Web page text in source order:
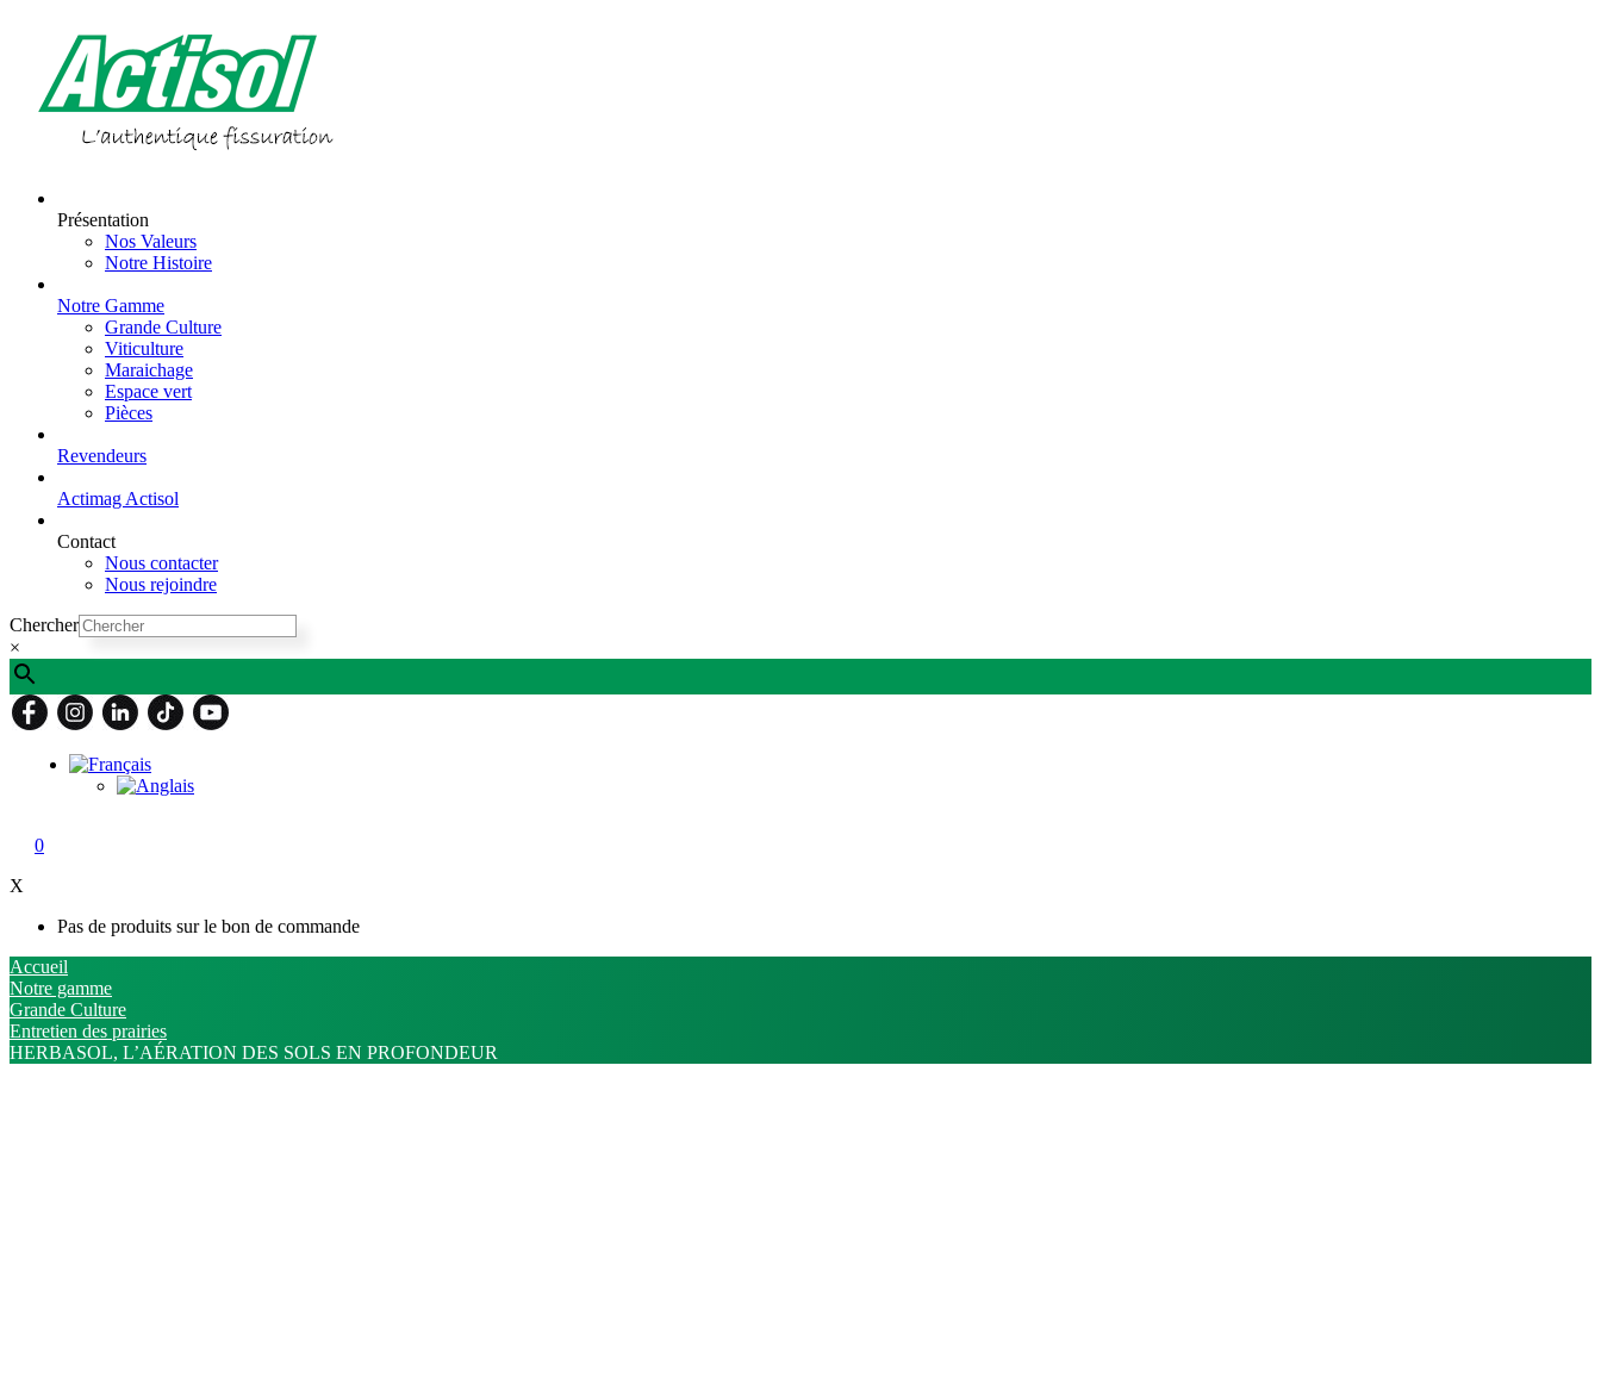
content
Présentation
Nos Valeurs
Notre Histoire
Notre Gamme
Grande Culture
Viticulture
Maraichage
Espace vert
Pièces
Revendeurs
Actimag Actisol
Contact
Nous contacter
Nous rejoindre
Chercher
×
0
X
Pas de produits sur le bon de commande
Accueil
Notre gamme
Grande Culture
Entretien des prairies
HERBASOL, L’AÉRATION DES SOLS EN PROFONDEUR